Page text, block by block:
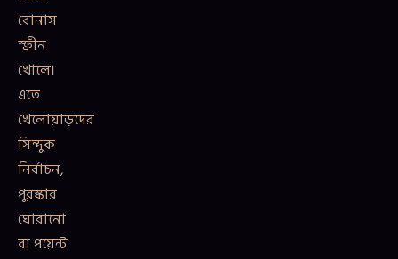
বোনাস
স্ক্রীন
খোলে।
এতে
খেলোয়াড়দের
সিন্দুক
নির্বাচন,
পুরস্কার
ঘোরানো
বা পয়েন্ট